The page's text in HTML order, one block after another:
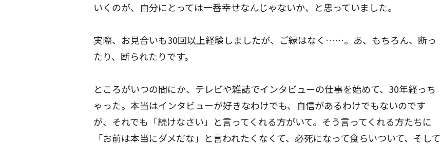
いくのが、自分にとっては一番幸せなんじゃないか、と思っていました。
実際、お見合いも30回以上経験しましたが、ご縁はなく……。あ、もちろん、断っ
たり、断られたりです。
ところがいつの間にか、テレビや雑誌でインタビューの仕事を始めて、30年経っち
ゃった。本当はインタビューが好きなわけでも、自信があるわけでもないのです
が、それでも「続けなさい」と言ってくれる方がいて。そう言ってくれる方たちに
「お前は本当にダメだな」と言われたくなくて、必死になって食らいついて、そして